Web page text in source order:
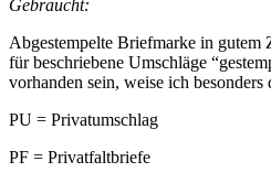
Gebraucht:
Abgestempelte Briefmarke in gutem
für beschriebene Umschläge
vorhanden sein, weise ich besonders
PU = Privatumschlag
PF = Privatfaltbriefe